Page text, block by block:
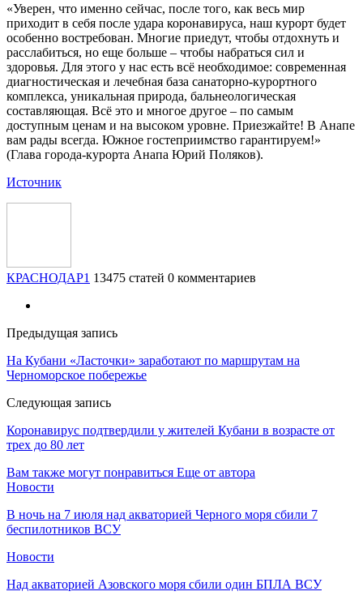
«Уверен, что именно сейчас, после того, как весь мир
приходит в себя после удара коронавируса, наш курорт будет
особенно востребован. Многие приедут, чтобы отдохнуть и
расслабиться, но еще больше – чтобы набраться сил и
здоровья. Для этого у нас есть всё необходимое: современная
диагностическая и лечебная база санаторно-курортного
комплекса, уникальная природа, бальнеологическая
составляющая. Всё это и многое другое – по самым
доступным ценам и на высоком уровне. Приезжайте! В Анапе
вам рады всегда. Южное гостеприимство гарантируем!»
(Глава города-курорта Анапа Юрий Поляков).
Источник
КРАСНОДАР1 13475 статей 0 комментариев
Предыдущая запись
На Кубани «Ласточки» заработают по маршрутам на
Черноморское побережье
Следующая запись
Коронавирус подтвердили у жителей Кубани в возрасте от
трех до 80 лет
Вам также могут понравиться Еще от автора
Новости
В ночь на 7 июля над акваторией Черного моря сбили 7
беспилотников ВСУ
Новости
Над акваторией Азовского моря сбили один БПЛА ВСУ